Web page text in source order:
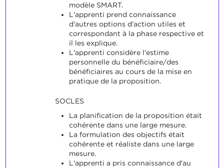
modèle SMART.
L'apprenti prend connaissance
d'autres options d'action utiles et
correspondant à la phase respective et
il les explique.
L'apprenti considère l'estime
personnelle du bénéficiaire/des
bénéficiaires au cours de la mise en
pratique de la proposition.
SOCLES
La planification de la proposition était
cohérente dans une large mesure.
La formulation des objectifs était
cohérente et réaliste dans une large
mesure.
L'apprenti a pris connaissance d'au